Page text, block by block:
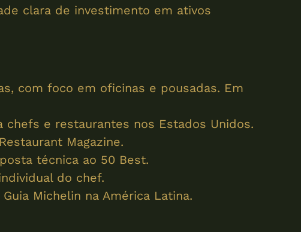
clara de investimento em ativos
com foco em oficinas e pousadas. Em
chefs e restaurantes nos Estados Unidos.
Magazine.
técnica ao 50 Best.
do chef.
Michelin na América Latina.